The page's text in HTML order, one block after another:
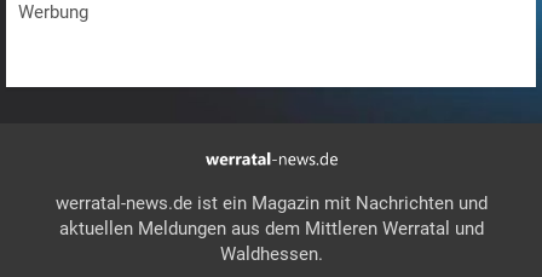
Werbung
werratal-news.de ist ein Magazin mit Nachrichten und
aktuellen Meldungen aus dem Mittleren Werratal und
Waldhessen.